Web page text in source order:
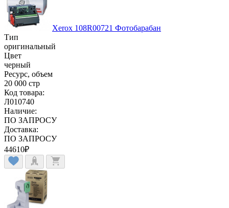
Xerox 108R00721 Фотобарабан
Тип
оригинальный
Цвет
черный
Ресурс, объем
20 000 стр
Код товара:
Л010740
Наличие:
ПО ЗАПРОСУ
Доставка:
ПО ЗАПРОСУ
44610₽